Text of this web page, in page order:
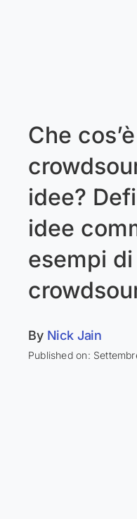
Che
idee?
idee
esempi
By Nick Jain
Published on: